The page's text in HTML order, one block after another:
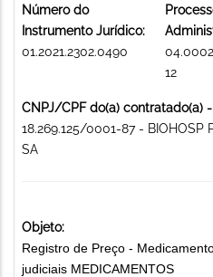
Número do
Instrumento Jurídico:
01.2021.2302.0490
12
CNPJ/CPF do(a) contratado(a)
18.269.125/0001-87 - BIOHOSP
SA
Objeto:
Registro de Preço -
judiciais MEDICAMENTOS